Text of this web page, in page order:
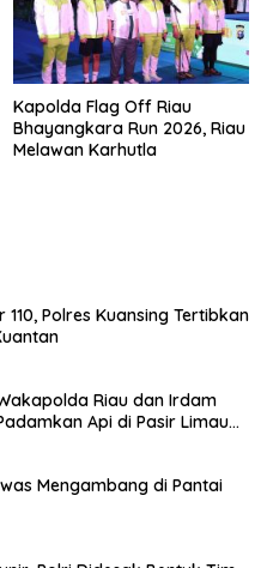
Kapolda Flag Off Riau
Bhayangkara Run 2026, Riau
Melawan Karhutla
110, Polres Kuansing Tertibkan
Riau dan Irdam
Api di Pasir Limau
Mengambang di Pantai